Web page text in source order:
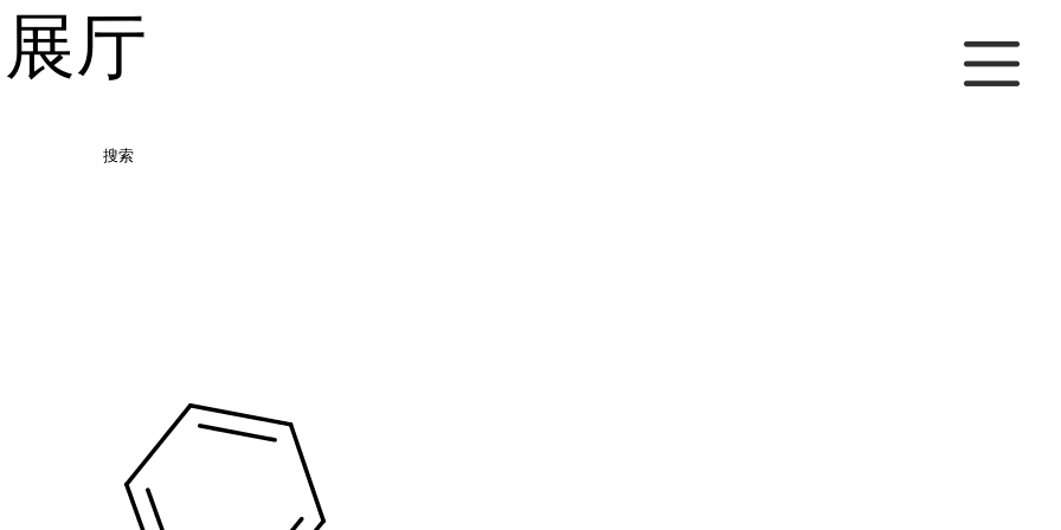
厅
搜索